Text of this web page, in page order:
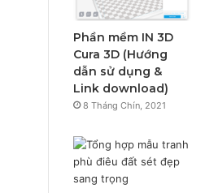
Phần mềm IN 3D
Cura 3D (Hướng
dẫn sử dụng &
Link download)
8 Tháng Chín, 2021